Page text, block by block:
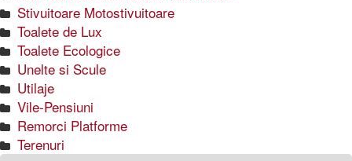
Stivuitoare Motostivuitoare
Toalete de Lux
Toalete Ecologice
Unelte si Scule
Utilaje
Vile-Pensiuni
Remorci Platforme
Terenuri